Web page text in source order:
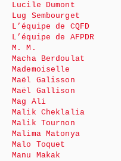
Lucile Dumont
Lug Sembourget
L’équipe de CQFD
L’équipe de AFPDR
M. M.
Macha Berdoulat
Mademoiselle
Maël Galisson
Maël Gallison
Mag Ali
Malik Cheklalia
Malik Tournon
Malima Matonya
Malo Toquet
Manu Makak